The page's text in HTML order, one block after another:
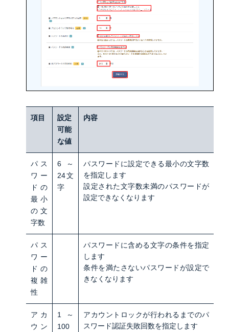
項目
設定
可能
な値
内容
パス
ワー
ドの
最小
の文
字数
6～
24文
字
パスワードに設定できる最小の文字数
を指定します
設定された文字数未満のパスワードが
設定できなくなります
パス
ワー
ドの
複雑
性
パスワードに含める文字の条件を指定
します
条件を満たさないパスワードが設定で
きなくなります
アカ
ウン
1～
100
アカウントロックが行われるまでのパ
スワード認証失敗回数を指定します